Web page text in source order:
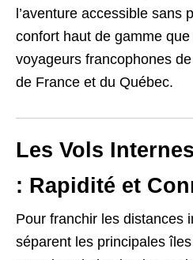
l’aventure accessible sans
confort haut de gamme
voyageurs francophones
de France et du Québec.
Les Vols
: Rapidité et
Pour franchir les distances
séparent les principales îles